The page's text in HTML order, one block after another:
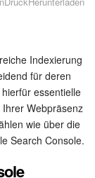
Indexierung
für deren
essentielle
Webpräsenz
wie über die
Search Console.